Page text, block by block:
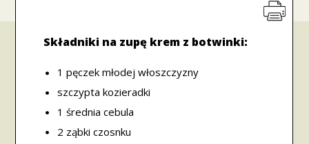
Składniki na zupę krem z botwinki:
1 pęczek młodej włoszczyzny
szczypta kozieradki
1 średnia cebula
2 ząbki czosnku